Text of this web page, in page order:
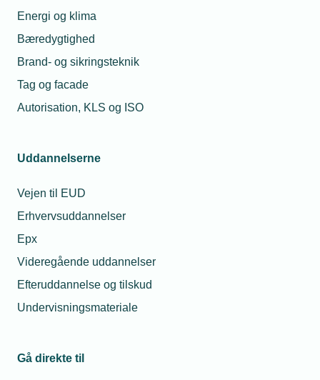
Energi og klima
Bæredygtighed
Brand- og sikringsteknik
Tag og facade
Autorisation, KLS og ISO
Uddannelserne
Vejen til EUD
Erhvervsuddannelser
Epx
Videregående uddannelser
Efteruddannelse og tilskud
Undervisningsmateriale
Gå direkte til